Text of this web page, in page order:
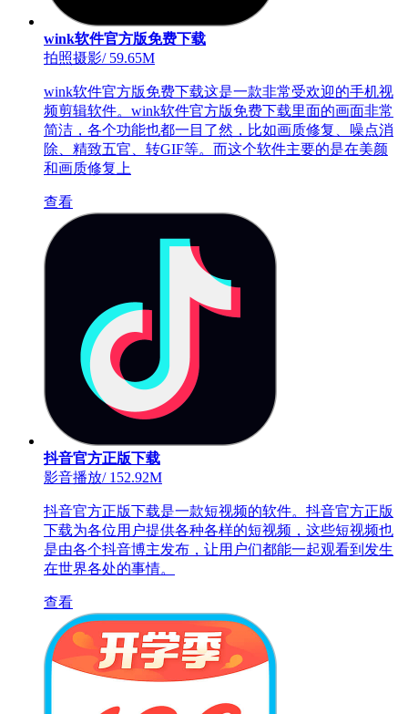
wink软件官方版免费下载
拍照摄影/59.65M
wink软件官方版免费下载这是一款非常受欢迎的手机视
频剪辑软件。wink软件官方版免费下载里面的画面非常
简洁，各个功能也都一目了然，比如画质修复、噪点消
除、精致五官、转GIF等。而这个软件主要的是在美颜
和画质修复上
查看
抖音官方正版下载
影音播放/152.92M
抖音官方正版下载是一款短视频的软件。抖音官方正版
下载为各位用户提供各种各样的短视频，这些短视频也
是由各个抖音博主发布，让用户们都能一起观看到发生
在世界各处的事情。
查看